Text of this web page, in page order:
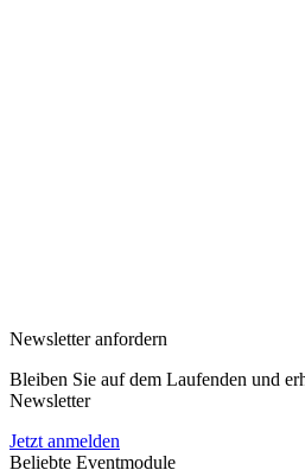
Newsletter anfordern
Bleiben Sie auf dem Laufenden und
Newsletter
Jetzt anmelden
Beliebte Eventmodule